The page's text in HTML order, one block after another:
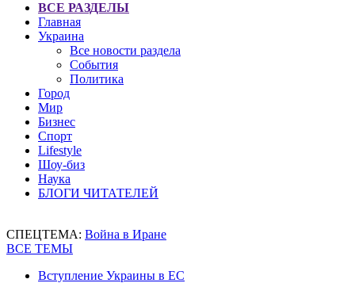
ВСЕ РАЗДЕЛЫ
Главная
Украина
Все новости раздела
События
Политика
Город
Мир
Бизнес
Спорт
Lifestyle
Шоу-биз
Наука
БЛОГИ ЧИТАТЕЛЕЙ
СПЕЦТЕМА: Война в Иране
ВСЕ ТЕМЫ
Вступление Украины в ЕС